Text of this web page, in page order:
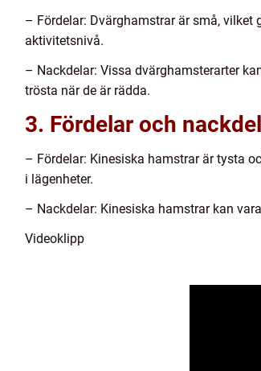
– Fördelar: Dvärghamstrar är små, vilket
aktivitetsnivå.
– Nackdelar: Vissa dvärghamsterarter
trösta när de är rädda.
3. Fördelar och
– Fördelar: Kinesiska hamstrar är tysta
i lägenheter.
– Nackdelar: Kinesiska hamstrar kan
Videoklipp